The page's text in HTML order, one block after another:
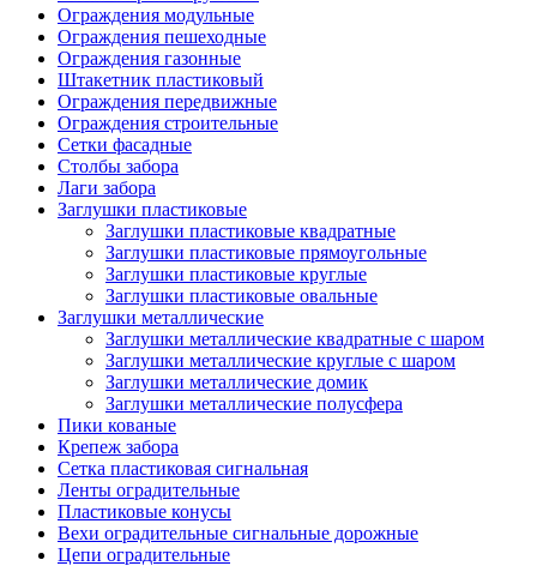
Ограждения модульные
Ограждения пешеходные
Ограждения газонные
Штакетник пластиковый
Ограждения передвижные
Ограждения строительные
Сетки фасадные
Столбы забора
Лаги забора
Заглушки пластиковые
Заглушки пластиковые квадратные
Заглушки пластиковые прямоугольные
Заглушки пластиковые круглые
Заглушки пластиковые овальные
Заглушки металлические
Заглушки металлические квадратные с шаром
Заглушки металлические круглые с шаром
Заглушки металлические домик
Заглушки металлические полусфера
Пики кованые
Крепеж забора
Сетка пластиковая сигнальная
Ленты оградительные
Пластиковые конусы
Вехи оградительные сигнальные дорожные
Цепи оградительные